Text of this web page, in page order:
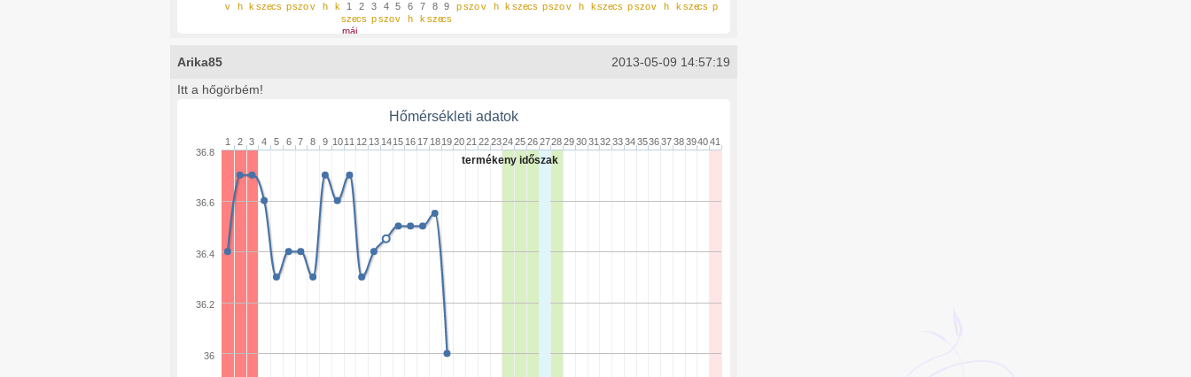
v
h
k szecs pszov
h
k
1
sze
máj
2
cs
3
p
4
szo
5
v
6
h
7
k
8
sze
9
cs
pszo v
h
k szecs pszov
h
kszecs p szov
h
k szecs p
Arika85
2013-05-09 14:57:19
Itt a hőgörbém!
Hőmérsékleti adatok
termékeny időszak
1 2 3 4 5 6 7 8 9 10 11 12 13 14 15 16 17 18 192021 22 232425 26 272829 30 31 3233 34 35363738 394041
36
36.2
36.4
36.6
36.8